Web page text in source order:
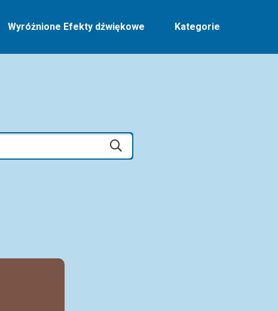
Wyróżnione Efekty dźwiękowe Kategorie